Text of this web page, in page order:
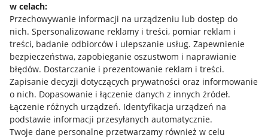
w celach:
Przechowywanie informacji na urządzeniu lub dostęp do
nich. Spersonalizowane reklamy i treści, pomiar reklam i
treści, badanie odbiorców i ulepszanie usług. Zapewnienie
bezpieczeństwa, zapobieganie oszustwom i naprawianie
błędów. Dostarczanie i prezentowanie reklam i treści.
Zapisanie decyzji dotyczących prywatności oraz informowanie
o nich. Dopasowanie i łączenie danych z innych źródeł.
Łączenie różnych urządzeń. Identyfikacja urządzeń na
podstawie informacji przesyłanych automatycznie.
Twoje dane personalne przetwarzamy również w celu
Allegro Gadane dla sprzedających
Allegro Gadane dla kupujących
Mapa miejscowości
Informacje prawne
Regulamin
Polityka plików "cookies"